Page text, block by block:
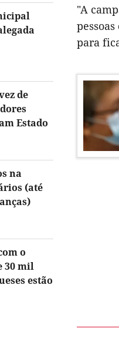
de
Estado
na
(até
o
30 mil
estão
"A
para